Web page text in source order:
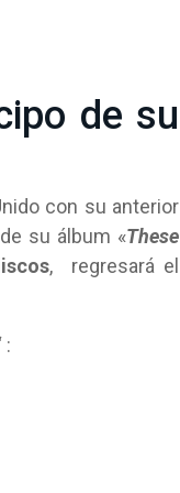
de su
con su anterior
su álbum «These
, regresará el
‘ :